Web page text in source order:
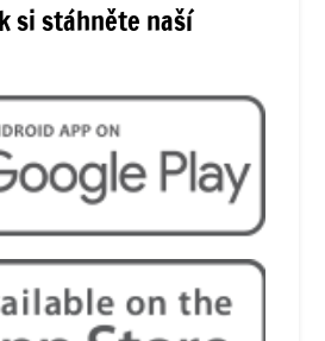
si stáhněte naší